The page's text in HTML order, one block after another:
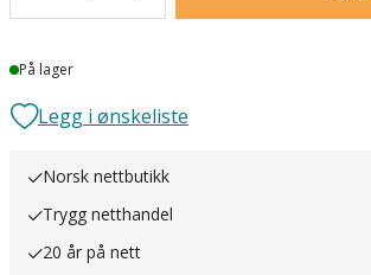
Lager
På lager
Legg i ønskeliste
Norsk nettbutikk
Trygg netthandel
20 år på nett